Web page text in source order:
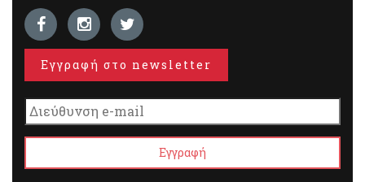
Εγγραφή στο newsletter